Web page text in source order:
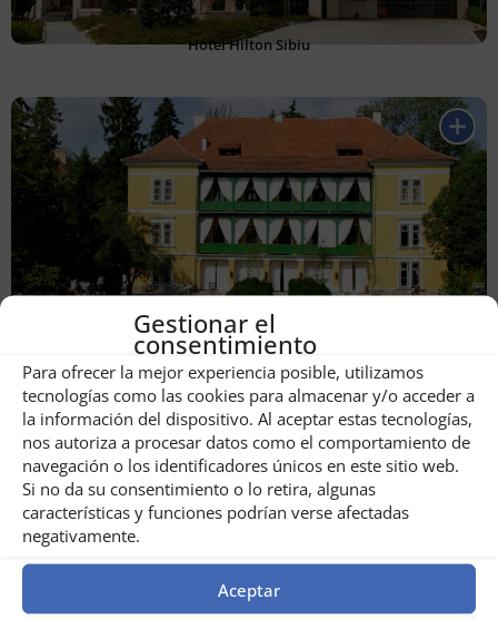
Gestionar el
consentimiento
Para ofrecer la mejor experiencia posible, utilizamos
tecnologías como las cookies para almacenar y/o acceder a
la información del dispositivo. Al aceptar estas tecnologías,
nos autoriza a procesar datos como el comportamiento de
navegación o los identificadores únicos en este sitio web.
Si no da su consentimiento o lo retira, algunas
características y funciones podrían verse afectadas
negativamente.
Aceptar
Hotel Hilton Sibiu
Hotel Zabola Estate